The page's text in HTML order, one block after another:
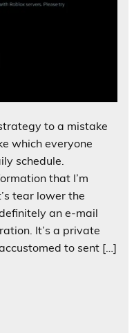
to a mistake
which everyone
schedule.
that I’m
tear lower the
an e-mail
It’s a private
to sent […]